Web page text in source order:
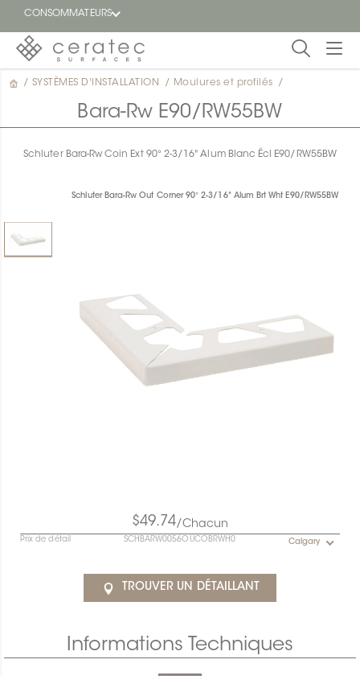
CONSOMMATEURS
En
vedette
un
/ SYSTÈMES D'INSTALLATION / Moulures et profilés /
Bara-Rw E90/RW55BW
Schluter Bara-Rw Coin Ext 90° 2-3/16" Alum Blanc Écl E90/RW55BW
Schluter Bara-Rw Out Corner 90° 2-3/16" Alum Brt Wht E90/RW55BW
$49.74/Chacun
Prix de détail SCHBARW0056OUCOBRWH0 Calgary
TROUVER UN DÉTAILLANT
Informations Techniques